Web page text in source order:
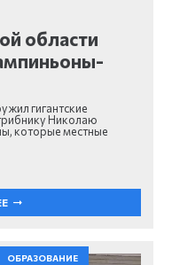
области
гигантские
Николаю
которые местные
ОБРАЗОВАНИЕ